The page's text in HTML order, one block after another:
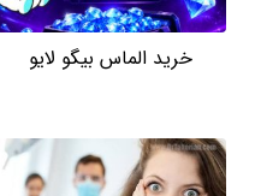
خرید الماس بیگو لایو